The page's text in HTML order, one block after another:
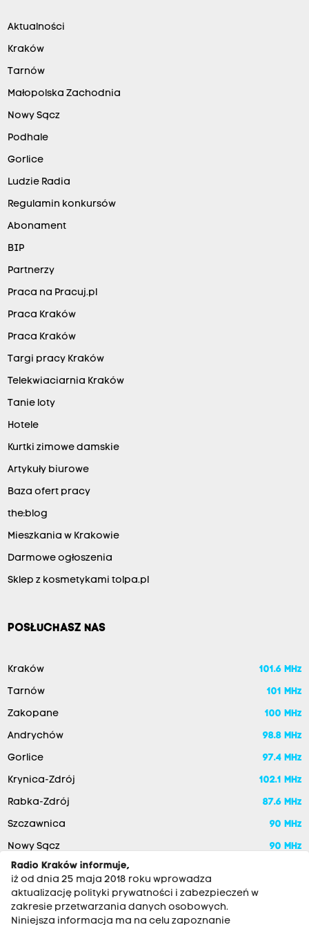
Aktualności
Kraków
Tarnów
Małopolska Zachodnia
Nowy Sącz
Podhale
Gorlice
Ludzie Radia
Regulamin konkursów
Abonament
BIP
Partnerzy
Praca na Pracuj.pl
Praca Kraków
Praca Kraków
Targi pracy Kraków
Telekwiaciarnia Kraków
Tanie loty
Hotele
Kurtki zimowe damskie
Artykuły biurowe
Baza ofert pracy
the:blog
Mieszkania w Krakowie
Darmowe ogłoszenia
Sklep z kosmetykami tolpa.pl
POSŁUCHASZ NAS
Kraków 101.6 MHz
Tarnów 101 MHz
Zakopane 100 MHz
Andrychów 98.8 MHz
Gorlice 97.4 MHz
Krynica-Zdrój 102.1 MHz
Rabka-Zdrój 87.6 MHz
Szczawnica 90 MHz
Nowy Sącz
90 MHz
Radio Kraków informuje,
iż od dnia 25 maja 2018 roku wprowadza
aktualizację polityki prywatności i zabezpieczeń w
zakresie przetwarzania danych osobowych.
Niniejsza informacja ma na celu zapoznanie